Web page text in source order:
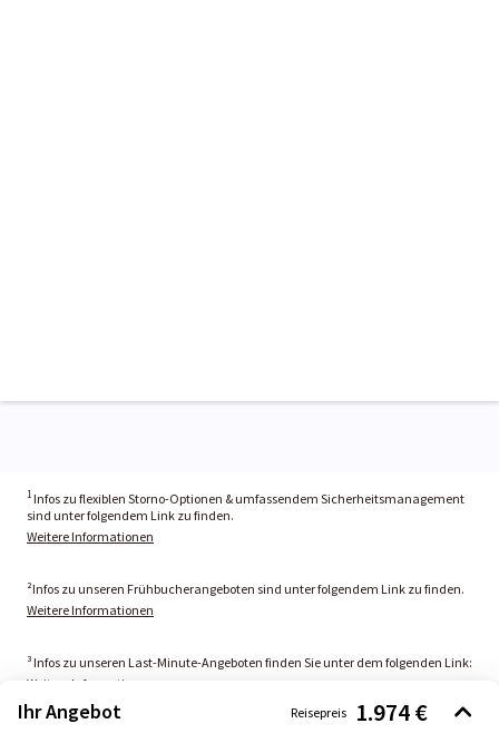
Ihr Angebot Reisepreis 1.974 €
1 Infos zu flexiblen Storno-Optionen & umfassendem Sicherheitsmanagement
sind unter folgendem Link zu finden.
Weitere Informationen
²Infos zu unseren Frühbucherangeboten sind unter folgendem Link zu finden.
Weitere Informationen
³ Infos zu unseren Last-Minute-Angeboten finden Sie unter dem folgenden Link:
Weitere Informationen